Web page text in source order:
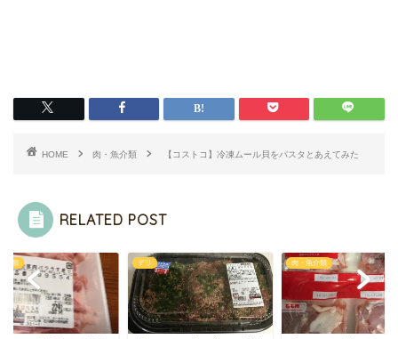
HOME 肉・魚介類 【コストコ】冷凍ムール貝をパスタとあえてみた
RELATED POST
肉・魚介類 肉・魚介類